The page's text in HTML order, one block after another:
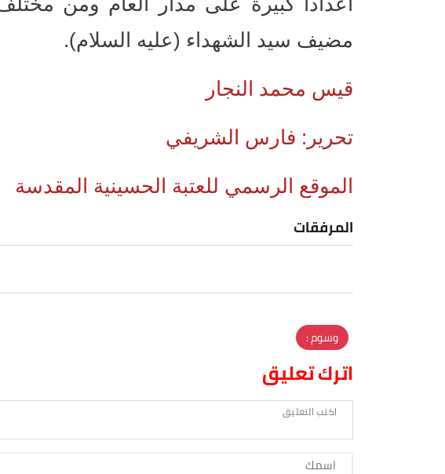
مضيف سيد الشهداء (عليه السلام).
قيس محمد النجار
تحرير: فارس الشريفي
الموقع الرسمي للعتبة الحسينية المقدسة
المرفقات
وسوم :
اترك تعليق